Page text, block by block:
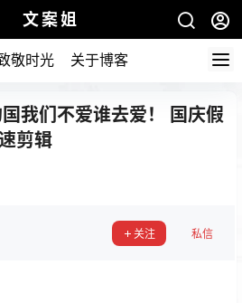
文案姐
敬时光 关于博客
我们不爱谁去爱！ 国庆假
剪辑
关注 私信